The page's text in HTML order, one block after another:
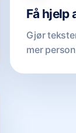
Få hjelp
Gjør
mer